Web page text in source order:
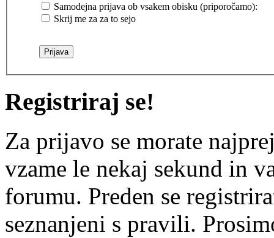
Samodejna prijava ob vsakem obisku (priporočamo):
Skrij me za za to sejo
Registriraj se!
Za prijavo se morate
vzame le nekaj sekund in
forumu. Preden se
seznanjeni s pravili.